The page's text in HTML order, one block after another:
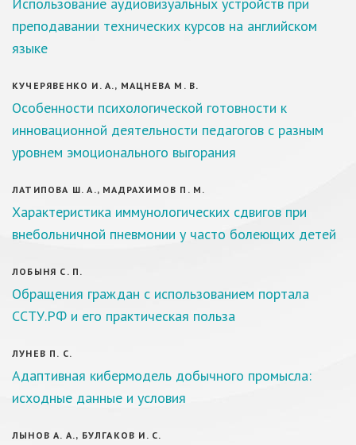
преподавании технических курсов на английском
языке
КУЧЕРЯВЕНКО И. А., МАЦНЕВА М. В.
Особенности психологической готовности к
инновационной деятельности педагогов с разным
уровнем эмоционального выгорания
ЛАТИПОВА Ш. А., МАДРАХИМОВ П. М.
Характеристика иммунологических сдвигов при
внебольничной пневмонии у часто болеющих детей
ЛОБЫНЯ С. П.
Обращения граждан с использованием портала
ССТУ.РФ и его практическая польза
ЛУНЕВ П. С.
Адаптивная кибермодель добычного промысла:
исходные данные и условия
ЛЫНОВ А. А., БУЛГАКОВ И. С.